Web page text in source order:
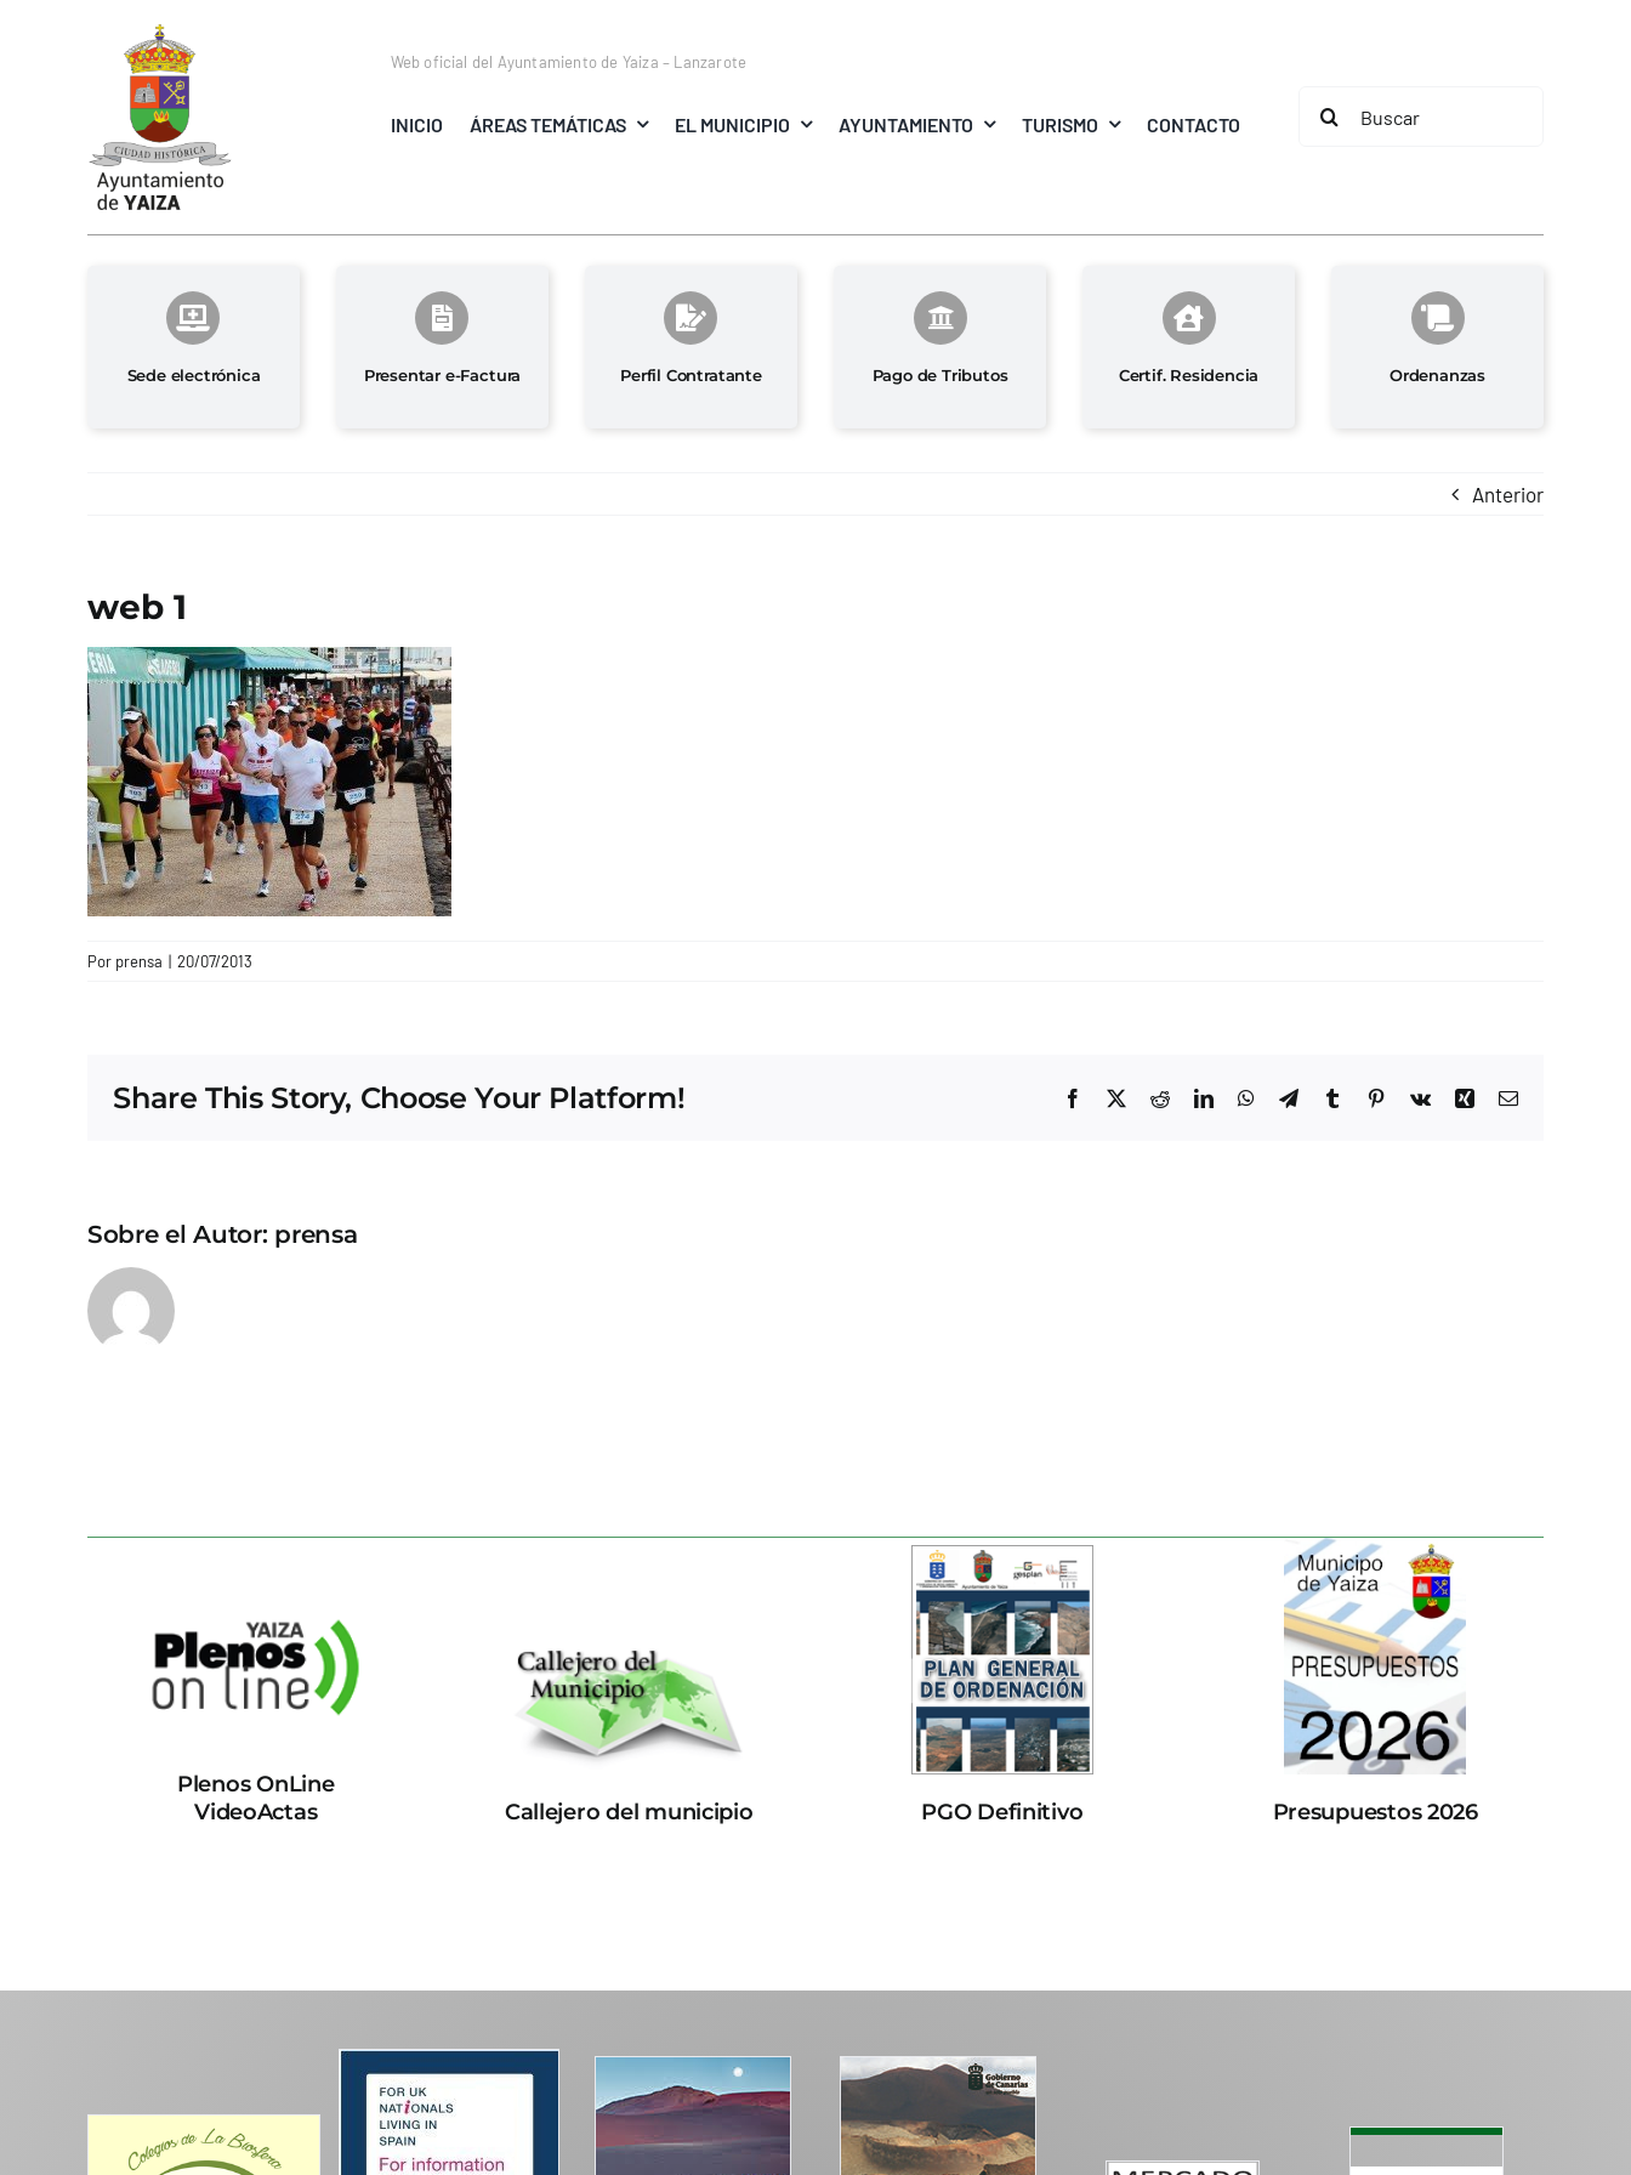
Web oficial del Ayuntamiento de Yaiza – Lanzarote
INICIO ÁREAS TEMÁTICAS EL MUNICIPIO AYUNTAMIENTO TURISMO CONTACTO
Buscar:
Sede electrónica Presentar e-Factura Perfil Contratante Pago de Tributos Certif. Residencia Ordenanzas
Anterior
web 1
Por prensa | 20/07/2013
Share This Story, Choose Your Platform! Facebook
X RedditLinkedInWhatsApp
TelegramTumblrPinterest
Vk Xing Correo
Sobre el Autor: prensa
Plenos OnLine
VideoActas
Callejero del municipio PGO Definitivo Presupuestos 2026